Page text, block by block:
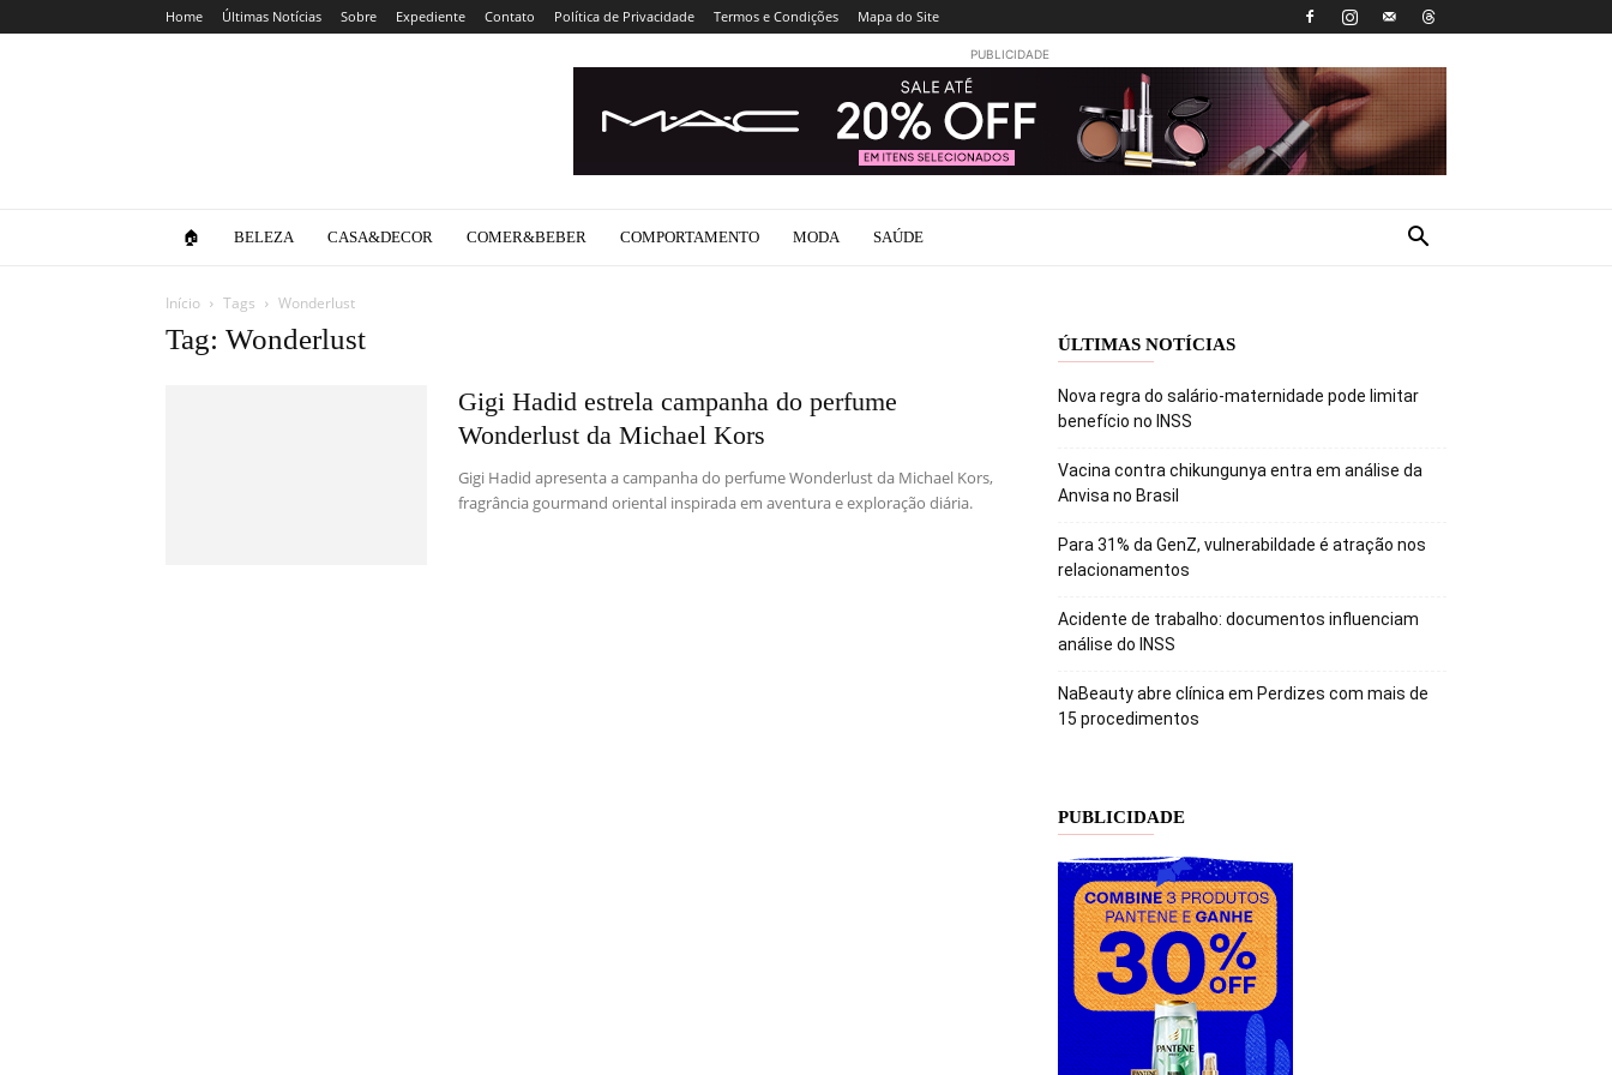
Home Últimas Notícias Sobre Expediente Contato Política de Privacidade Termos e Condições Mapa do Site
PUBLICIDADE
🏠 BELEZA CASA&DECOR COMER&BEBER COMPORTAMENTO MODA SAÚDE
Início Tags Wonderlust
Tag: Wonderlust
Gigi Hadid estrela campanha do perfume
Wonderlust da Michael Kors
Gigi Hadid apresenta a campanha do perfume Wonderlust da Michael Kors,
fragrância gourmand oriental inspirada em aventura e exploração diária.
ÚLTIMAS NOTÍCIAS
Nova regra do salário-maternidade pode limitar
benefício no INSS
Vacina contra chikungunya entra em análise da
Anvisa no Brasil
Para 31% da GenZ, vulnerabildade é atração nos
relacionamentos
Acidente de trabalho: documentos influenciam
análise do INSS
NaBeauty abre clínica em Perdizes com mais de
15 procedimentos
PUBLICIDADE